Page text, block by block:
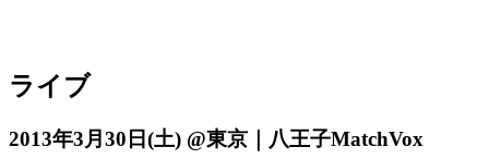
ライブ
2013年3月30日(土) @東京｜八王子MatchVox